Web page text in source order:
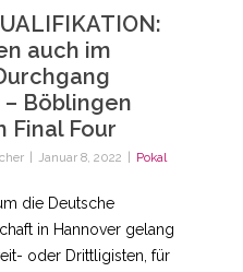
auch im
Böblingen
Final Four
Januar 8, 2022 Pokal
die Deutsche
in Hannover gelang
oder Drittligisten, für